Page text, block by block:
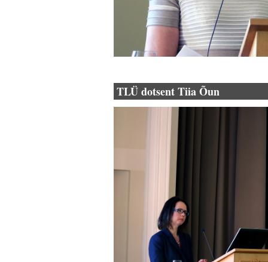
TLÜ dotsent Tiia Õun